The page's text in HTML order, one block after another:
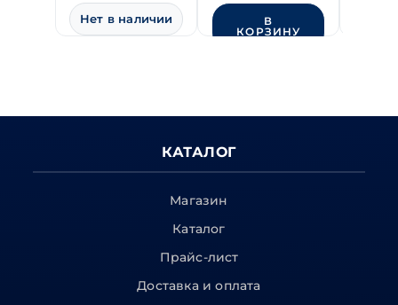
Нет в наличии
В
КОРЗИНУ
КАТАЛОГ
Магазин
Каталог
Прайс-лист
Доставка и оплата